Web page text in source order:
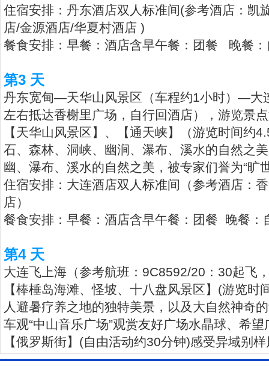
住宿安排：丹东酒店双人标准间(参考酒店：凯
店/金源酒店/华夏村酒店 )
餐食安排：早餐：酒店含早午餐：团餐 晚餐：
第3 天
丹东宽甸—天华山风景区（车程约1小时）—大
左右抵达香榭里广场，自行回酒店），游览景
【天华山风景区】、【通天峡】（游览时间约
石、森林、洞峡、幽涧、瀑布、溪水的自然之
幽、瀑布、溪水的自然之美，被专家们誉为“旷
住宿安排：大连酒店双人标准间（参考酒店：
店）
餐食安排：早餐：酒店含早午餐：团餐 晚餐：
第4 天
大连飞上海（参考航班：9C8592/20：30起飞
【棒棰岛海滩、怪坡、十八盘风景区】(游览时
人避暑疗养之地的独特美景，以及大自然神奇
车观“中山音乐广场”观赏友好广场水晶球、希
【俄罗斯街】(自由活动约30分钟)感受异域别